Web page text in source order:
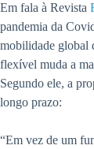
Em fala à Revista
pandemia da
mobilidade global
flexível muda a
Segundo ele, a
longo prazo:
“Em vez de um